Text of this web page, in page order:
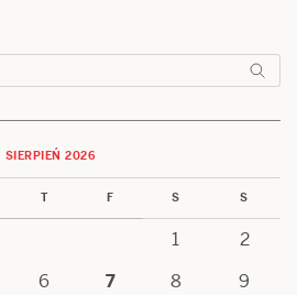
SIERPIEŃ 2026
T F S S
1
2
6 7 8
9